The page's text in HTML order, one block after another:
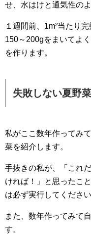
せ、水はけと通気性の
１週間前、1m²当たり
150～200gをまいてよ
を作ります。
失敗しない夏野
私がここ数年作ってみ
菜を紹介します。
手抜きの私が、「これ
ければ！」と思ったこ
は必ず実行してください
また、数年作ってみて
す。